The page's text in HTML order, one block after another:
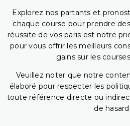
Explorez nos partants et
chaque course pour prendre
réussite de vos paris est notre
pour vous offrir les meilleurs
gains sur les
Veuillez noter que notre
élaboré pour respecter les
toute référence directe ou
de hasard.